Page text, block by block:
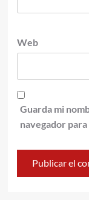
Web
Guarda mi
navegador